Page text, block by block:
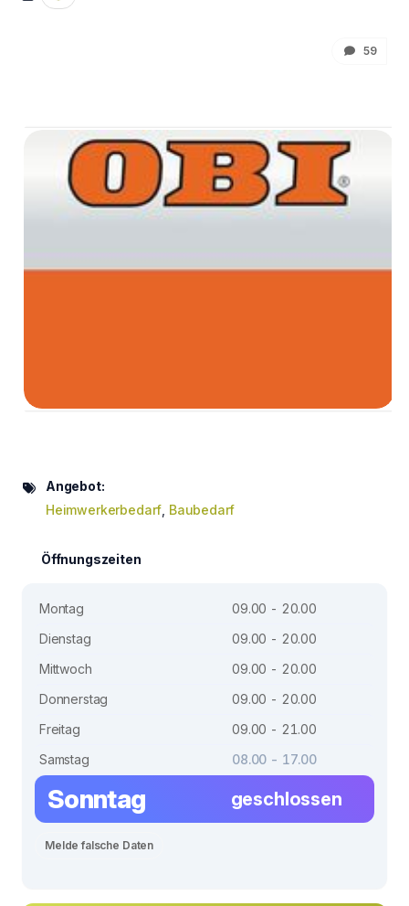
59
Angebot:
Heimwerkerbedarf Baubedarf
Öffnungszeiten
Montag
09.00 - 20.00
Dienstag
09.00 - 20.00
Mittwoch
09.00 - 20.00
Donnerstag
09.00 - 20.00
Freitag
09.00 - 21.00
Samstag
08.00 - 17.00
Sonntag geschlossen
Melde falsche Daten